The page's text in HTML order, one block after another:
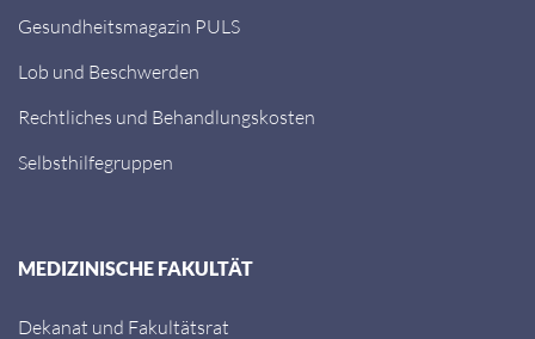
Gesundheitsmagazin PULS
Lob und Beschwerden
Rechtliches und Behandlungskosten
Selbsthilfegruppen
MEDIZINISCHE FAKULTÄT
Dekanat und Fakultätsrat